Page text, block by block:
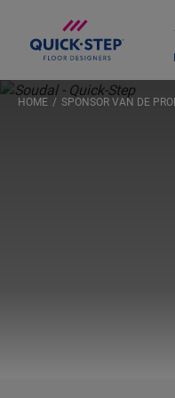
HOME SPONSOR VAN DE